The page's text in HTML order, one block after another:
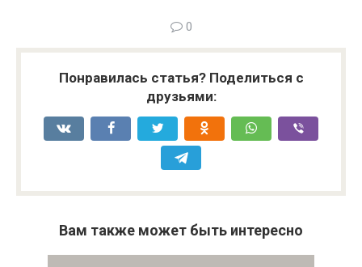
0
Понравилась статья? Поделиться с
друзьями:
Вам также может быть интересно